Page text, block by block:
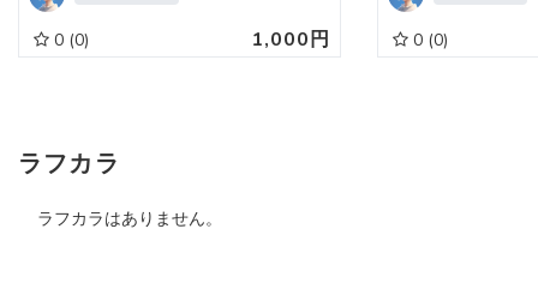
0 (0) 1,000円 0 (0)
ラフカラ
ラフカラはありません。